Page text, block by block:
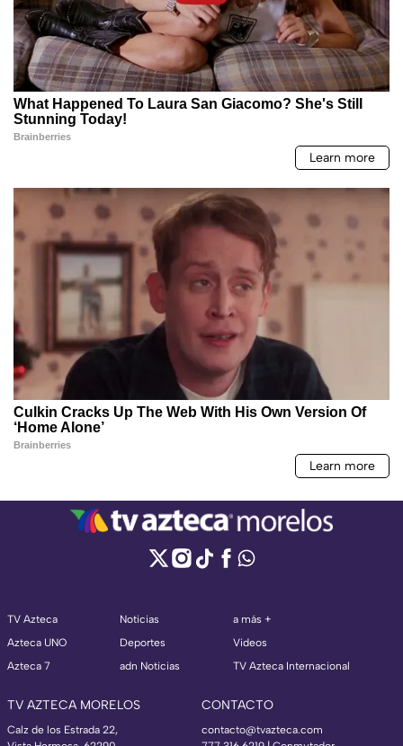
TV Azteca
Azteca UNO
Azteca 7
Noticias
Deportes
adn Noticias
a más +
Videos
TV Azteca Internacional
TV AZTECA MORELOS
Calz de los Estrada 22,
CONTACTO
contacto@tvazteca.com